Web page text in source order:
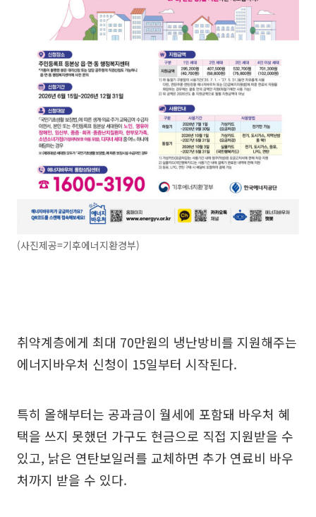
(사진제공=기후에너지환경부)
취약계층에게 최대 70만원의 냉난방비를 지원해주는
에너지바우처 신청이 15일부터 시작된다.
특히 올해부터는 공과금이 월세에 포함돼 바우처 혜
택을 쓰지 못했던 가구도 현금으로 직접 지원받을 수
있고, 낡은 연탄보일러를 교체하면 추가 연료비 바우
처까지 받을 수 있다.